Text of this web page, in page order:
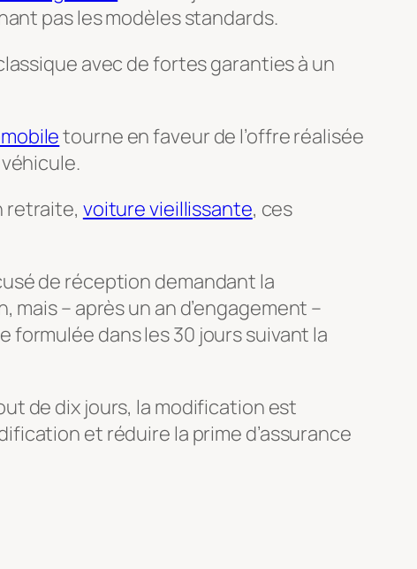
pas les modèles standards.
avec de fortes garanties à un
tourne en faveur de l’offre réalisée
retraite, voiture vieillissante, ces
de réception demandant la
– après un an d’engagement –
dans les 30 jours suivant la
de dix jours, la modification est
et réduire la prime d’assurance